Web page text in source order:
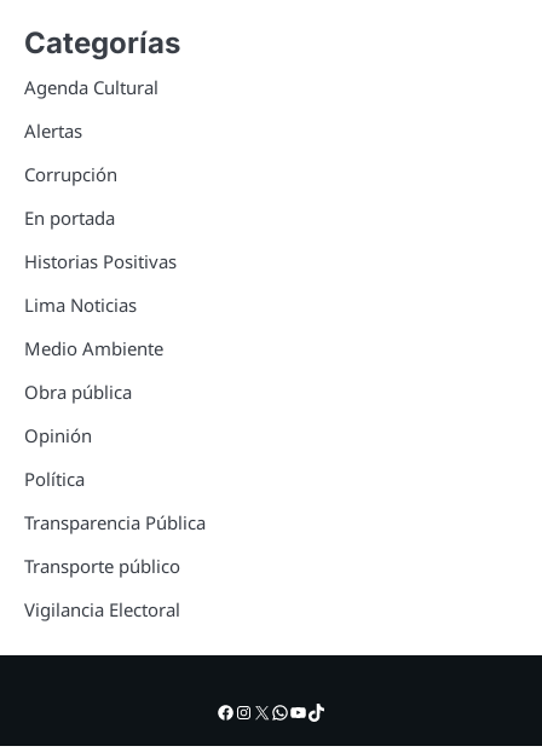
Categorías
Agenda Cultural
Alertas
Corrupción
En portada
Historias Positivas
Lima Noticias
Medio Ambiente
Obra pública
Opinión
Política
Transparencia Pública
Transporte público
Vigilancia Electoral
Facebook
Instagram
X WhatsApp
YouTube
TikTok